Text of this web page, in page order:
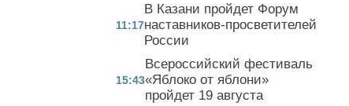
11:17
В Казани пройдет Форум
наставников-просветителей
России
15:43
Всероссийский фестиваль
«Яблоко от яблони»
пройдет 19 августа